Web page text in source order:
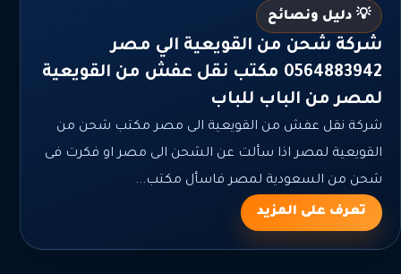
💡 دليل ونصائح
شركة شحن من القويعية الي مصر
0564883942 مكتب نقل عفش من القويعية
لمصر من الباب للباب
شركة نقل عفش من القويعية الى مصر مكتب شحن من
القويعية لمصر اذا سألت عن الشحن الى مصر او فكرت فى
شحن من السعودية لمصر فاسأل مكتب...
تعرف على المزيد